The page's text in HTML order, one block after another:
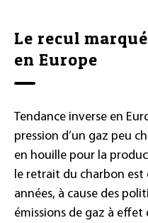
Le recul
en Europe
Tendance inverse en
pression d’un gaz peu
en houille pour la
le retrait du charbon est
années, à cause des
émissions de gaz à effet